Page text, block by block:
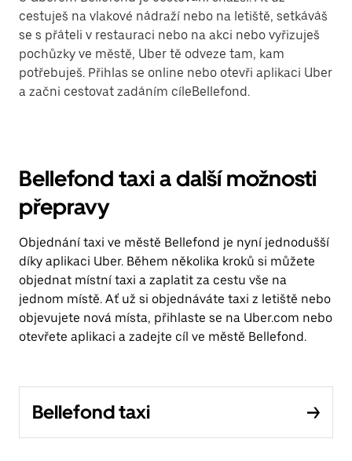
cestuješ na vlakové nádraží nebo na letiště, setkáváš
se s přáteli v restauraci nebo na akci nebo vyřizuješ
pochůzky ve městě, Uber tě odveze tam, kam
potřebuješ. Přihlas se online nebo otevři aplikaci Uber
a začni cestovat zadáním cíleBellefond.
Bellefond taxi a další možnosti
přepravy
Objednání taxi ve městě Bellefond je nyní jednodušší
díky aplikaci Uber. Během několika kroků si můžete
objednat místní taxi a zaplatit za cestu vše na
jednom místě. Ať už si objednáváte taxi z letiště nebo
objevujete nová místa, přihlaste se na Uber.com nebo
otevřete aplikaci a zadejte cíl ve městě Bellefond.
Bellefond taxi